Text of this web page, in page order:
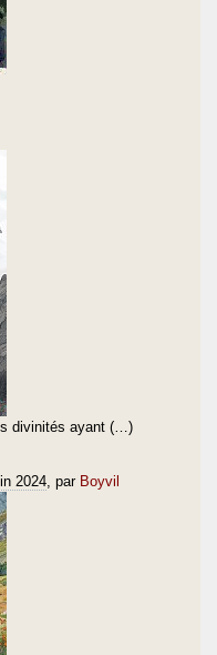
divinités ayant (…)
2024 , par Boyvil